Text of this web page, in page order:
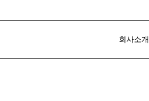
회사소개